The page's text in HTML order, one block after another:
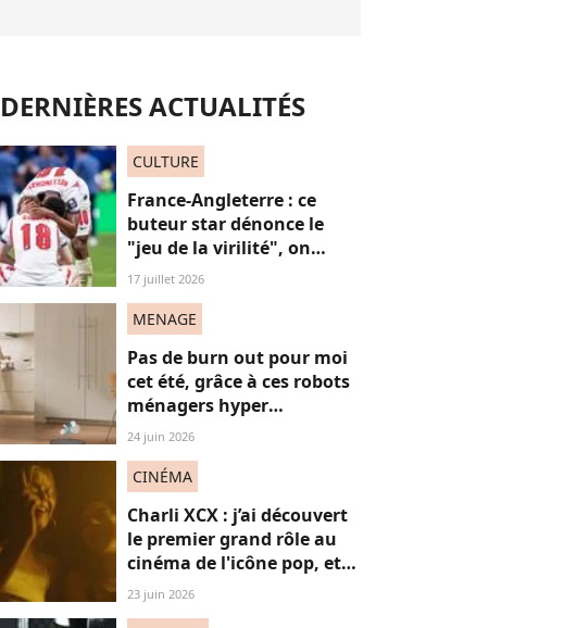
DERNIÈRES ACTUALITÉS
CULTURE
France-Angleterre : ce
buteur star dénonce le
"jeu de la virilité", on
décrypte ses mots pas très
17 juillet 2026
MENAGE
Pas de burn out pour moi
cet été, grâce à ces robots
ménagers hyper
performants
24 juin 2026
CINÉMA
Charli XCX : j’ai découvert
le premier grand rôle au
cinéma de l'icône pop, et
c'est un vrai OVNI
23 juin 2026